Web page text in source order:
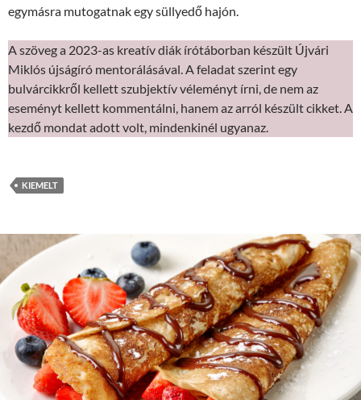
egymásra mutogatnak egy süllyedő hajón.
A szöveg a 2023-as kreatív diák írótáborban készült Újvári
Miklós újságíró mentorálásával. A feladat szerint egy
bulvárcikkről kellett szubjektív véleményt írni, de nem az
eseményt kellett kommentálni, hanem az arról készült cikket. A
kezdő mondat adott volt, mindenkinél ugyanaz.
KIEMELT